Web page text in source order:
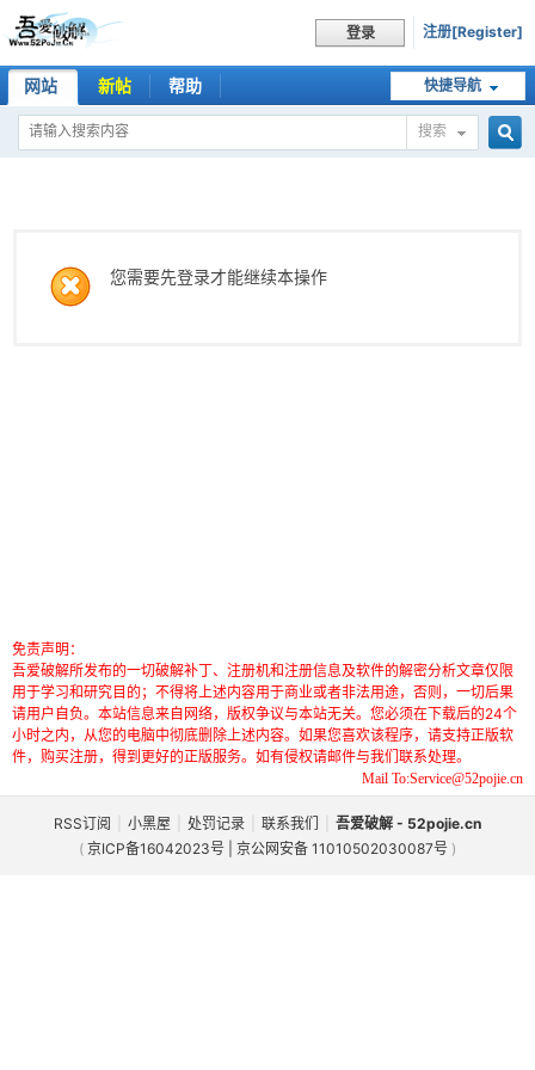
登录 注册[Register]
快捷导航
网站 新帖 帮助
搜索
您需要先登录才能继续本操作
免责声明：
吾爱破解所发布的一切破解补丁、注册机和注册信息及软件的解密分析文章仅限
用于学习和研究目的；不得将上述内容用于商业或者非法用途，否则，一切后果
请用户自负。本站信息来自网络，版权争议与本站无关。您必须在下载后的24个
小时之内，从您的电脑中彻底删除上述内容。如果您喜欢该程序，请支持正版软
件，购买注册，得到更好的正版服务。如有侵权请邮件与我们联系处理。
Mail To:Service@52pojie.cn
RSS订阅 小黑屋 处罚记录 联系我们
吾爱破解 - 52pojie.cn
( 京ICP备16042023号 | 京公网安备 11010502030087号 )